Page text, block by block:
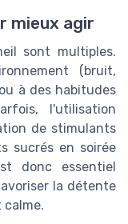
mieux agir
sont multiples.
(bruit,
à des habitudes
l'utilisation
de stimulants
sucrés en soirée
donc essentiel
la détente
calme.